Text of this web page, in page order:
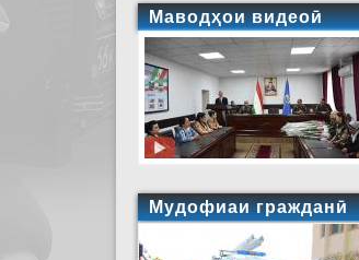
Маводҳои видеоӣ
Мудофиаи гражданӣ